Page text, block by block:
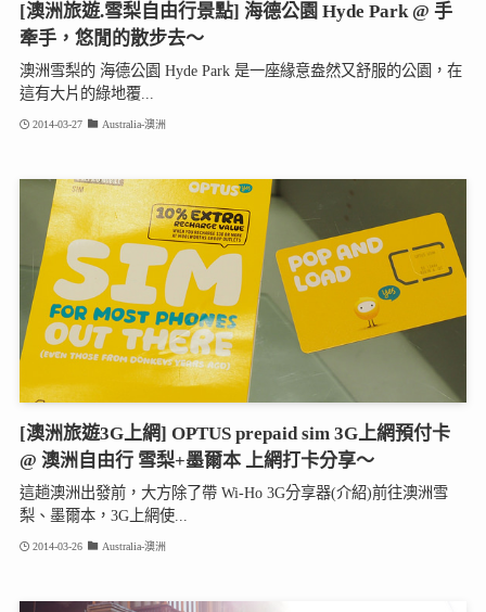
[澳洲旅遊.雪梨自由行景點] 海德公園 Hyde Park @ 手
牽手，悠閒的散步去～
澳洲雪梨的 海德公園 Hyde Park 是一座緣意盎然又舒服的公園，在
這有大片的綠地覆...
2014-03-27 Australia-澳洲
[澳洲旅遊3G上網] OPTUS prepaid sim 3G上網預付卡
@ 澳洲自由行 雪梨+墨爾本 上網打卡分享～
這趟澳洲出發前，大方除了帶 Wi-Ho 3G分享器(介紹)前往澳洲雪
梨、墨爾本，3G上網使...
2014-03-26 Australia-澳洲